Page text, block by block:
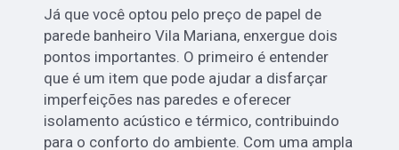
Já que você optou pelo preço de papel de
parede banheiro Vila Mariana, enxergue dois
pontos importantes. O primeiro é entender
que é um item que pode ajudar a disfarçar
imperfeições nas paredes e oferecer
isolamento acústico e térmico, contribuindo
para o conforto do ambiente. Com uma ampla